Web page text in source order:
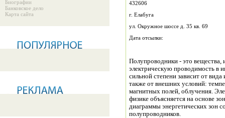
Биографии
Банковское дело
Карта сайта
432606
г. Елабуга
ул. Окружное шоссе д. 35 кв. 69
Дата отсылки:
Полупроводники - это
электрическую проводимость в
сильной степени зависит от
также от внешних условий:
магнитных полей, облучения.
физике объясняется на основе
диаграммы энергетических зон
полупроводников.